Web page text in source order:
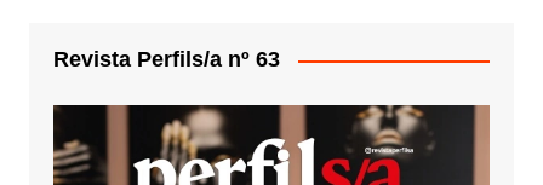
Revista Perfils/a nº 63